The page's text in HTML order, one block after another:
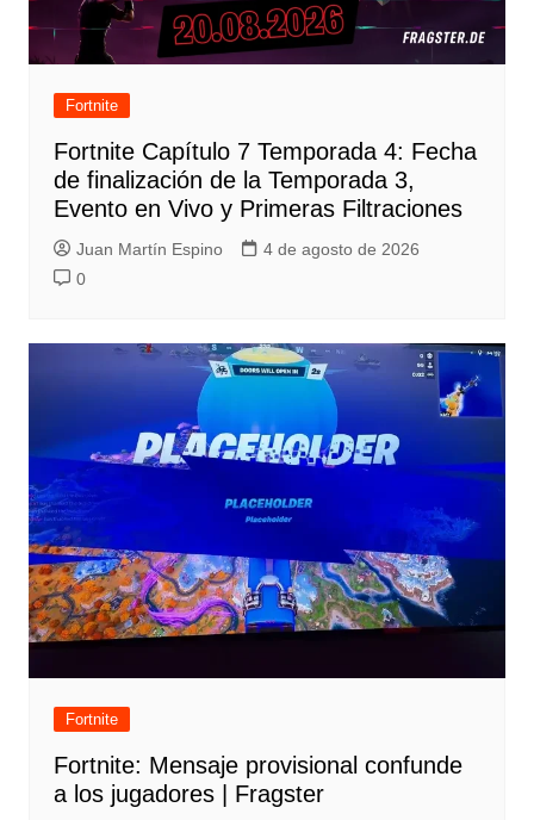
Fortnite
Fortnite Capítulo 7 Temporada 4: Fecha
de finalización de la Temporada 3,
Evento en Vivo y Primeras Filtraciones
Juan Martín Espino
4 de agosto de 2026
0
Fortnite
Fortnite: Mensaje provisional confunde
a los jugadores | Fragster